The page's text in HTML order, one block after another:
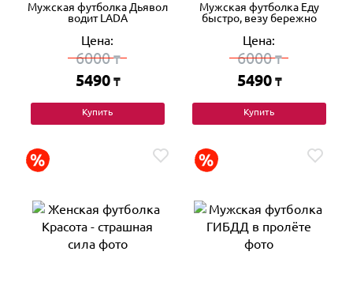
Мужская футболка Дьявол
водит LADA
Цена:
6000₸
5490 ₸
Купить
Мужская футболка Еду
быстро, везу бережно
Цена:
6000₸
5490 ₸
Купить